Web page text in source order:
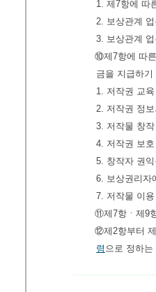
1. 제7항에 따
2. 보상관계
3. 보상관계
⑩제7항에 따
금을 지급하
1. 저작권 교
2. 저작권 정
3. 저작물 창
4. 저작권 보
5. 창작자 권
6. 보상권리자
7. 저작물 이
⑪제7항ㆍ제9
⑫제2항부터
령 으로 정하